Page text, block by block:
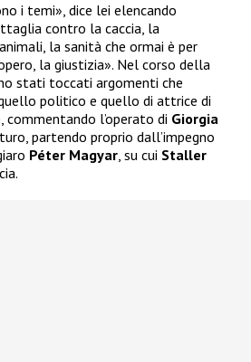
i temi», dice lei elencando
contro la caccia, la
la sanità che ormai è per
la giustizia». Nel corso della
stati toccati argomenti che
politico e quello di attrice di
l’operato di Giorgia
partendo proprio dall’impegno
Péter Magyar, su cui Staller